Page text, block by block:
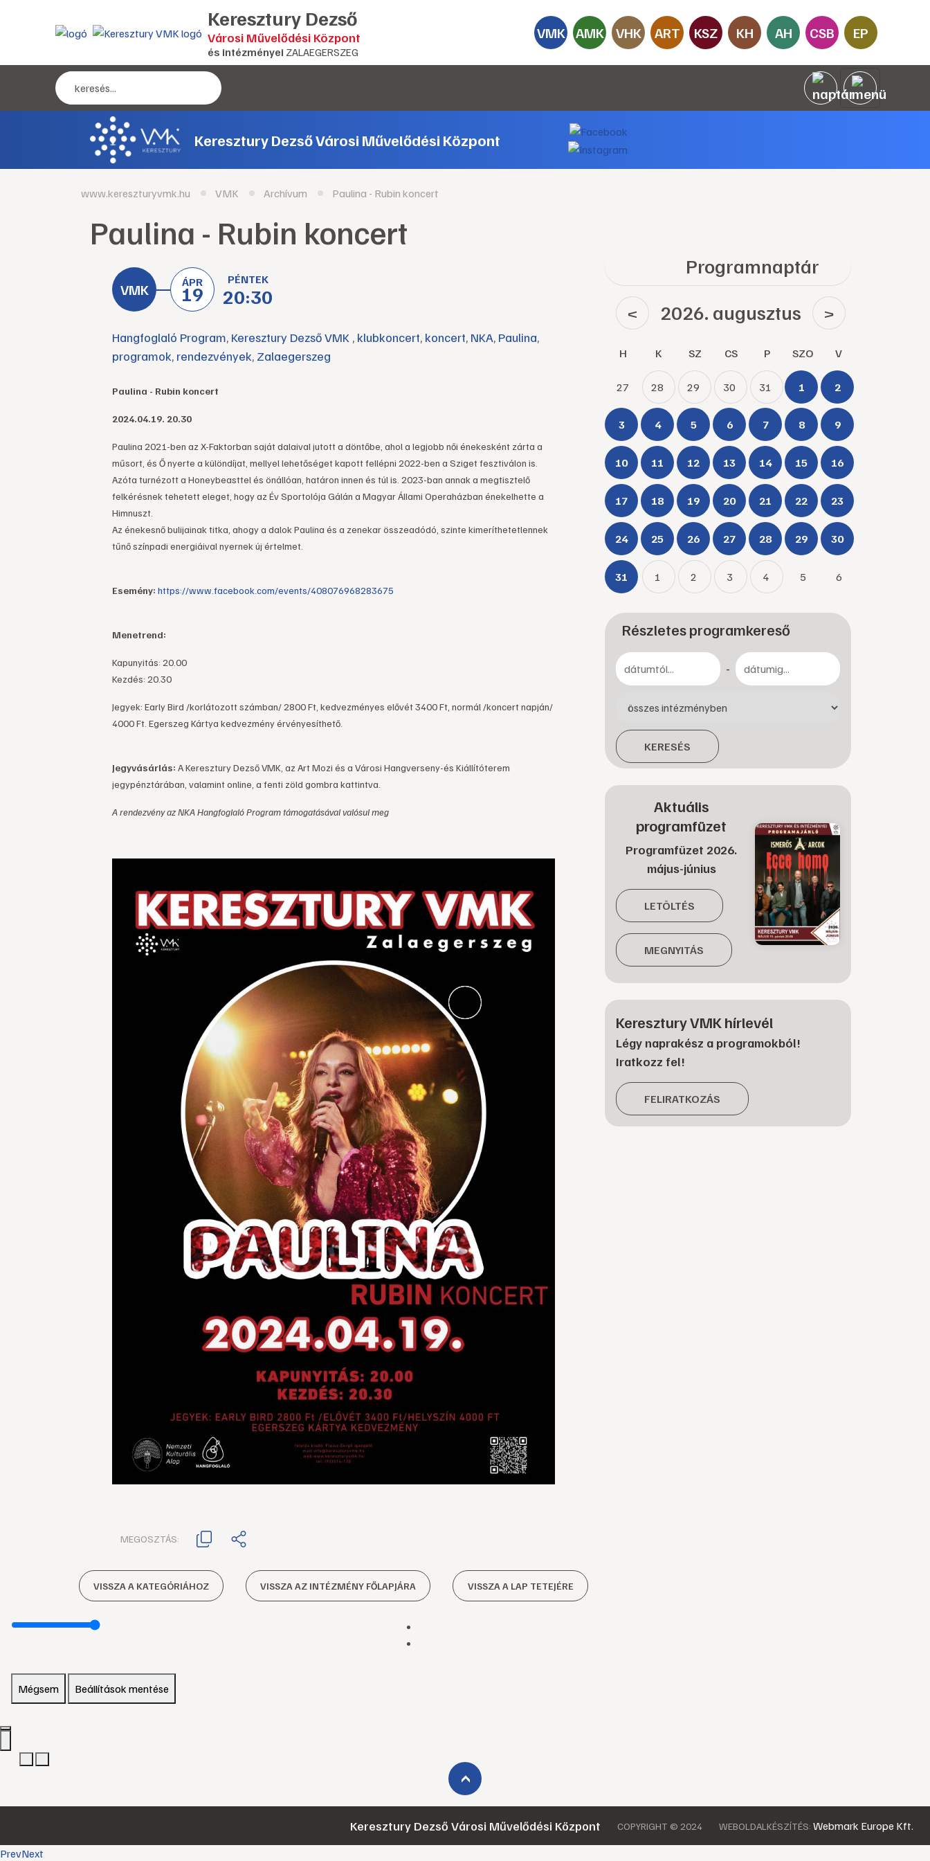
Keresztury Dezső
Városi Művelődési Központ
és intézményei ZALAEGERSZEG
VMK AMK VHK ART KSZ KH AH CSB EP
Keresztury Dezső Városi Művelődési Központ
www.kereszturyvmk.hu VMK Archívum Paulina - Rubin koncert
Paulina - Rubin koncert
ÁPR
19
PÉNTEK
20:30
Hangfoglaló Program, Keresztury Dezső VMK , klubkoncert, koncert, NKA, Paulina,
programok, rendezvények, Zalaegerszeg
Paulina - Rubin koncert
2024.04.19. 20.30
Paulina 2021-ben az X-Faktorban saját dalaival jutott a döntőbe, ahol a legjobb női énekesként zárta a
műsort, és Ő nyerte a különdíjat, mellyel lehetőséget kapott fellépni 2022-ben a Sziget fesztiválon is.
Azóta turnézott a Honeybeasttel és önállóan, határon innen és túl is. 2023-ban annak a megtisztelő
felkérésnek tehetett eleget, hogy az Év Sportolója Gálán a Magyar Állami Operaházban énekelhette a
Himnuszt.
Az énekesnő bulijainak titka, ahogy a dalok Paulina és a zenekar összeadódó, szinte kimeríthetetlennek
tűnő színpadi energiáival nyernek új értelmet.
Esemény: https://www.facebook.com/events/408076968283675
Menetrend:
Kapunyitás: 20.00
Kezdés: 20.30
Jegyek: Early Bird /korlátozott számban/ 2800 Ft, kedvezményes elővét 3400 Ft, normál /koncert napján/
4000 Ft. Egerszeg Kártya kedvezmény érvényesíthető.
Jegyvásárlás: A Keresztury Dezső VMK, az Art Mozi és a Városi Hangverseny-és Kiállítóterem
jegypénztárában, valamint online, a fenti zöld gombra kattintva.
A rendezvény az NKA Hangfoglaló Program támogatásával valósul meg
MEGOSZTÁS:
VISSZA A KATEGÓRIÁHOZ VISSZA AZ INTÉZMÉNY FŐLAPJÁRA VISSZA A LAP TETEJÉRE
Programnaptár
< 2026. augusztus >
H K SZ CS P SZO V
27 28 29 30 31 1 2
3 4 5 6 7 8 9
10 11 12 13 14 15 16
17 18 19 20 21 22 23
24 25 26 27 28 29 30
31 1 2 3 4 5 6
Részletes programkereső
-
KERESÉS
Aktuális
programfüzet
Programfüzet 2026.
május-június
LETÖLTÉS
MEGNYITÁS
Keresztury VMK hírlevél
Légy naprakész a programokból!
Iratkozz fel!
FELIRATKOZÁS
Mégsem Beállítások mentése
›
Keresztury Dezső Városi Művelődési Központ COPYRIGHT © 2024 WEBOLDALKÉSZÍTÉS: Webmark Europe Kft.
PrevNext